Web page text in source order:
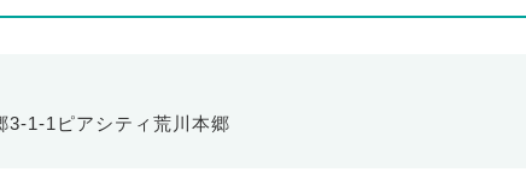
3-1-1ピアシティ荒川本郷